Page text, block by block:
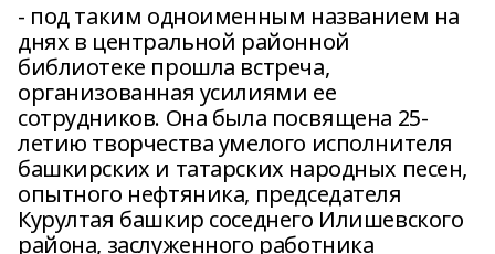
- под таким одноименным названием на
днях в центральной районной
библиотеке прошла встреча,
организованная усилиями ее
сотрудников. Она была посвящена 25-
летию творчества умелого исполнителя
башкирских и татарских народных песен,
опытного нефтяника, председателя
Курултая башкир соседнего Илишевского
района, заслуженного работника